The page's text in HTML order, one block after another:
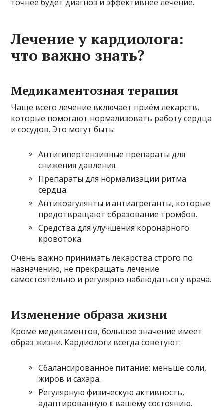
точнее будет диагноз и эффективнее лечение.
Лечение у кардиолога:
что важно знать?
Медикаментозная терапия
Чаще всего лечение включает приём лекарств,
которые помогают нормализовать работу сердца
и сосудов. Это могут быть:
Антигипертензивные препараты для
снижения давления.
Препараты для нормализации ритма
сердца.
Антикоагулянты и антиагреганты, которые
предотвращают образование тромбов.
Средства для улучшения коронарного
кровотока.
Очень важно принимать лекарства строго по
назначению, не прекращать лечение
самостоятельно и регулярно наблюдаться у врача.
Изменение образа жизни
Кроме медикаментов, большое значение имеет
образ жизни. Кардиологи всегда советуют:
Сбалансированное питание: меньше соли,
жиров и сахара.
Регулярную физическую активность,
адаптированную к вашему состоянию.